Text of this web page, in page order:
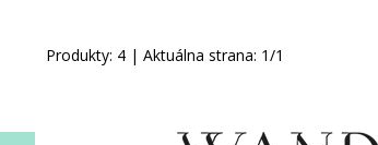
Produkty: 4 | Aktuálna strana: 1/1